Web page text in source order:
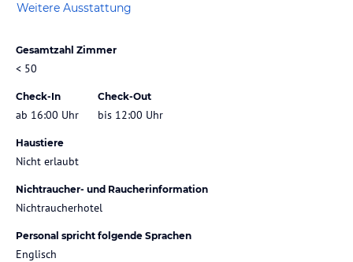
Weitere Ausstattung
Gesamtzahl Zimmer
< 50
Check-In
ab 16:00 Uhr
Check-Out
bis 12:00 Uhr
Haustiere
Nicht erlaubt
Nichtraucher- und Raucherinformation
Nichtraucherhotel
Personal spricht folgende Sprachen
Englisch